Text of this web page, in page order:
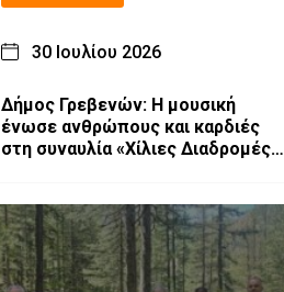
30 Ιουλίου 2026
Δήμος Γρεβενών: Η μουσική
ένωσε ανθρώπους και καρδιές
στη συναυλία «Χίλιες Διαδρομές –